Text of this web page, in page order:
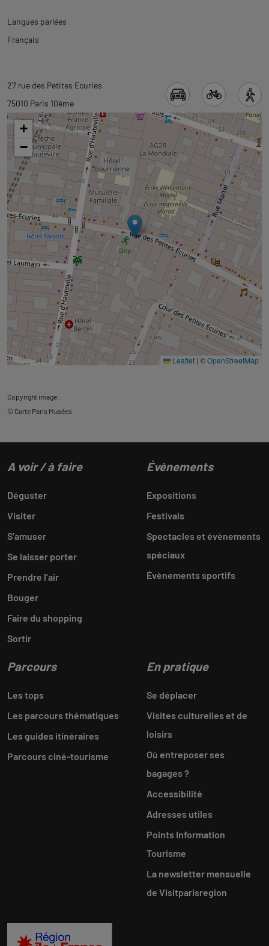
Langues parlées
Français
l'onglet
informations
Revenir
à
l'onglet
carte
27 rue des Petites Ecuries
75010 Paris 10ème
+
−
Leaflet | ©OpenStreetMap
Copyright image:
© Carte Paris Musées
A voir / à faire
Déguster
Visiter
S’amuser
Se laisser porter
Prendre l’air
Bouger
Faire du shopping
Sortir
Évènements
Expositions
Festivals
Spectacles et évènements
spéciaux
Évènements sportifs
Parcours
Les tops
Les parcours thématiques
Les guides itinéraires
Parcours ciné-tourisme
En pratique
Se déplacer
Visites culturelles et de
loisirs
Où entreposer ses
bagages ?
Accessibilité
Adresses utiles
Points Information
Tourisme
La newsletter mensuelle
de Visitparisregion